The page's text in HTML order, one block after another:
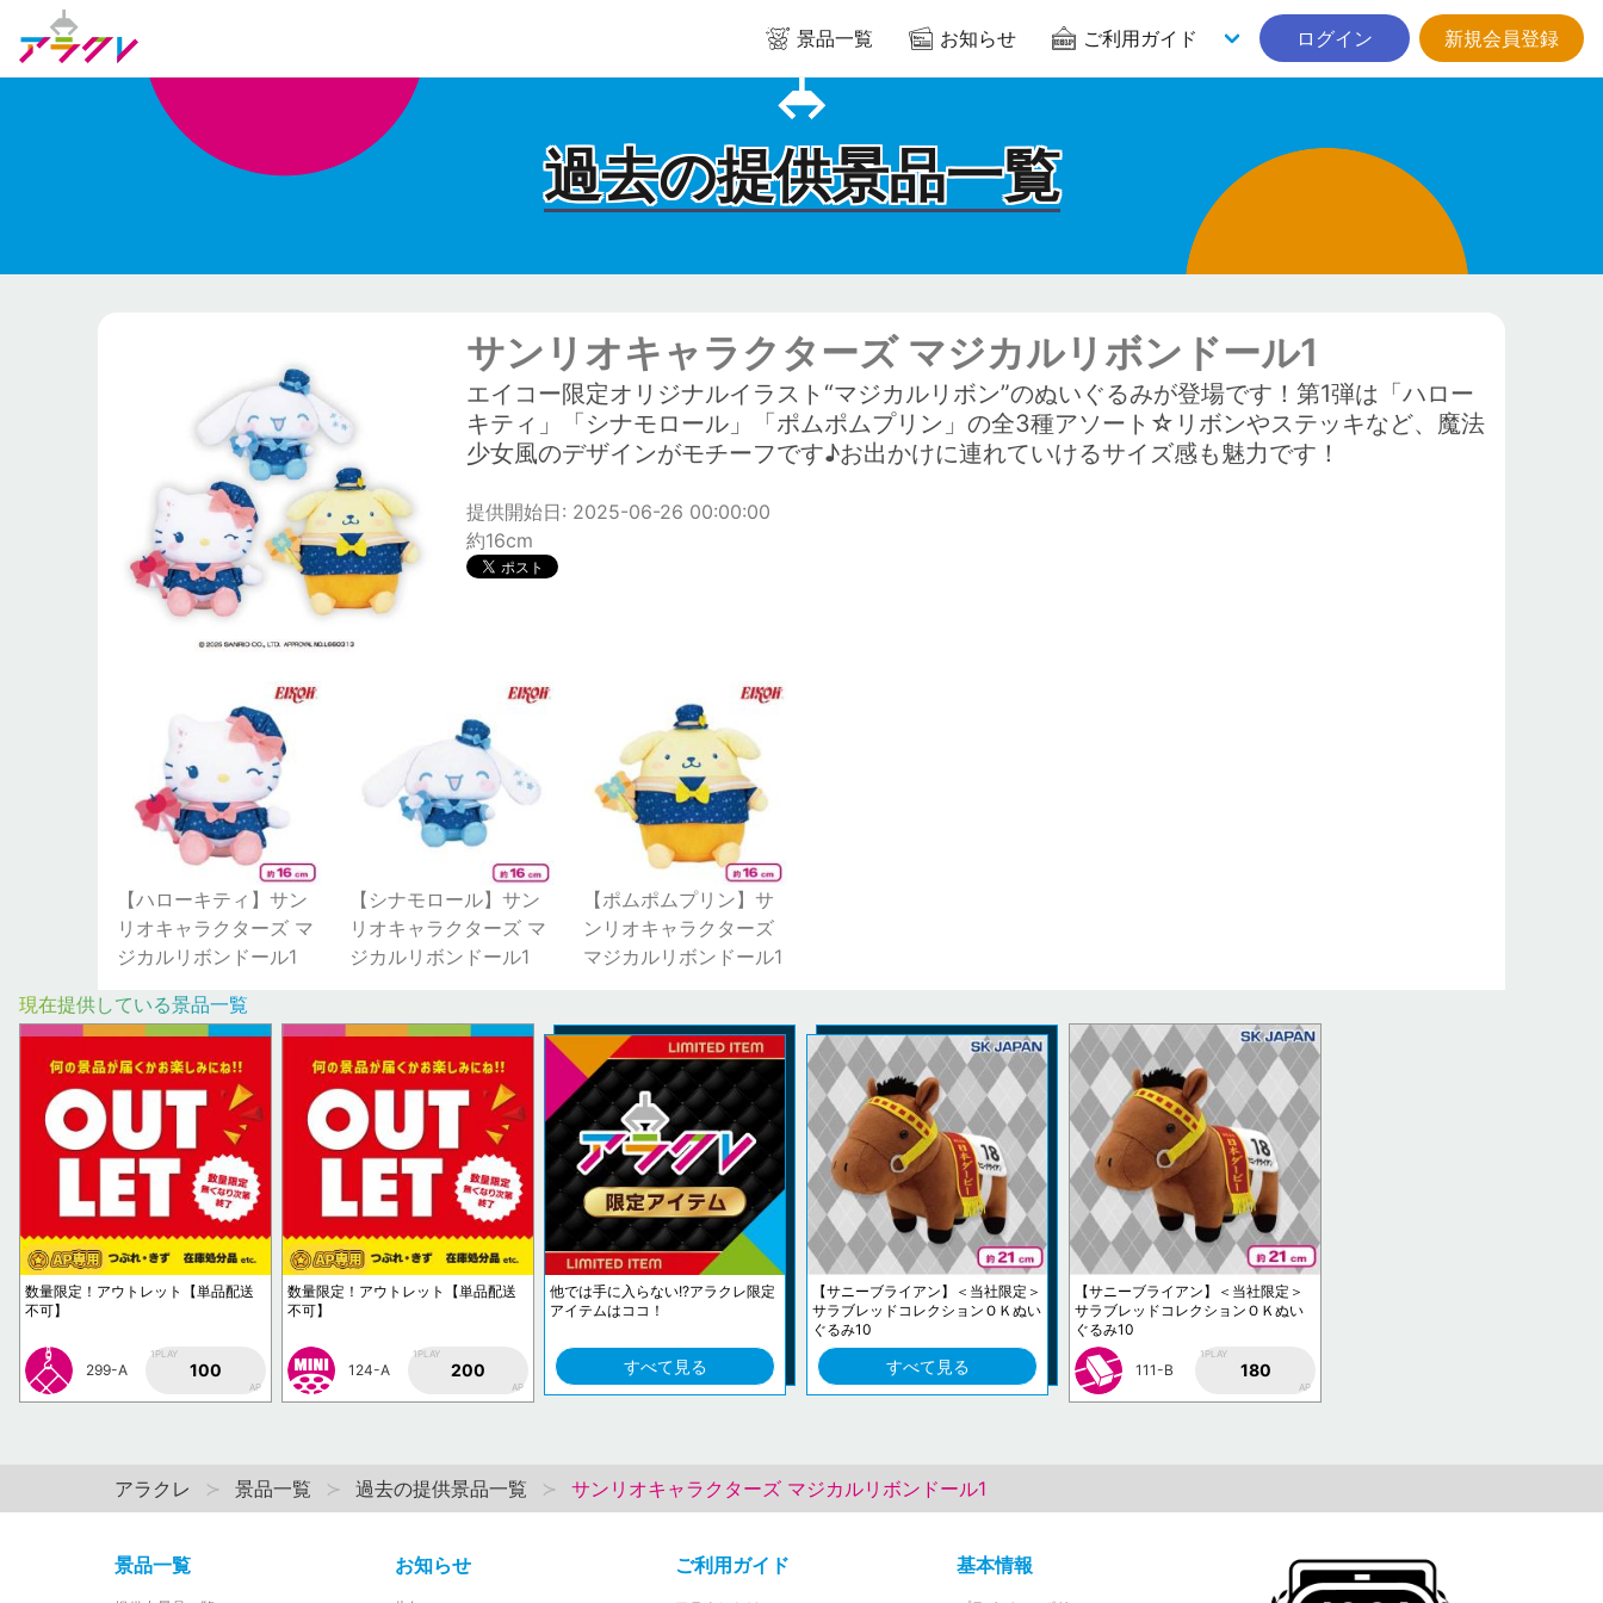
景品一覧 お知らせ ご利用ガイド ログイン 新規会員登録
過去の提供景品一覧
サンリオキャラクターズ マジカルリボンドール1
エイコー限定オリジナルイラスト“マジカルリボン”のぬいぐるみが登場です！第1弾は「ハロー
キティ」「シナモロール」「ポムポムプリン」の全3種アソート☆リボンやステッキなど、魔法
少女風のデザインがモチーフです♪お出かけに連れていけるサイズ感も魅力です！
提供開始日: 2025-06-26 00:00:00
約16cm
【ハローキティ】サン
リオキャラクターズ マ
ジカルリボンドール1
【シナモロール】サン
リオキャラクターズ マ
ジカルリボンドール1
【ポムポムプリン】サ
ンリオキャラクターズ
マジカルリボンドール1
現在提供している景品一覧
数量限定！アウトレット【単品配送
不可】
299-A
1PLAY
100
AP
数量限定！アウトレット【単品配送
不可】
124-A
1PLAY
200
AP
他では手に入らない!?アラクレ限定
アイテムはココ！
すべて見る
【サニーブライアン】＜当社限定＞
サラブレッドコレクションＯＫぬい
ぐるみ10
すべて見る
【サニーブライアン】＜当社限定＞
サラブレッドコレクションＯＫぬい
ぐるみ10
111-B
1PLAY
180
AP
アラクレ 景品一覧 過去の提供景品一覧 サンリオキャラクターズ マジカルリボンドール1
景品一覧 お知らせ ご利用ガイド 基本情報